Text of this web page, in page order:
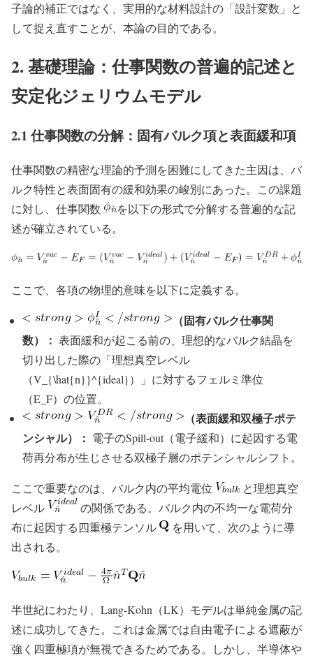
子論的補正ではなく、実用的な材料設計の「設計変数」と
して捉え直すことが、本論の目的である。
2. 基礎理論：仕事関数の普遍的記述と
安定化ジェリウムモデル
2.1 仕事関数の分解：固有バルク項と表面緩和項
仕事関数の精密な理論的予測を困難にしてきた主因は、バ
ルク特性と表面固有の緩和効果の峻別にあった。この課題
に対し、仕事関数
を以下の形式で分解する普遍的な記
述が確立されている。
ここで、各項の物理的意味を以下に定義する。
（固有バルク仕事関
数）： 表面緩和が起こる前の、理想的なバルク結晶を
切り出した際の「理想真空レベル
（V_{\hat{n}}^{ideal}）」に対するフェルミ準位
（E_F）の位置。
（表面緩和双極子ポテ
ンシャル）： 電子のSpill-out（電子緩和）に起因する電
荷再分布が生じさせる双極子層のポテンシャルシフト。
ここで重要なのは、バルク内の平均電位
と理想真空
レベル
の関係である。バルク内の不均一な電荷分
布に起因する四重極テンソル
を用いて、次のように導
出される。
半世紀にわたり、Lang-Kohn（LK）モデルは単純金属の記
述に成功してきた。これは金属では自由電子による遮蔽が
強く四重極項が無視できるためである。しかし、半導体や